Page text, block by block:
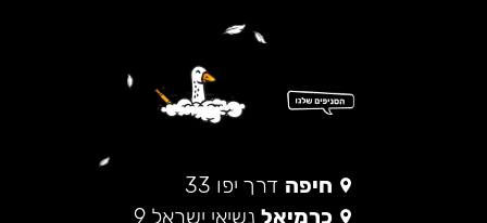
חיפה דרך יפו 33
כרמיאל נשיאי ישראל 9